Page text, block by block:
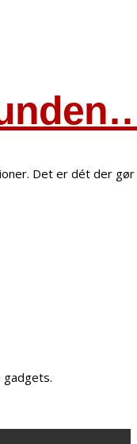
Det er dét der
gadgets.